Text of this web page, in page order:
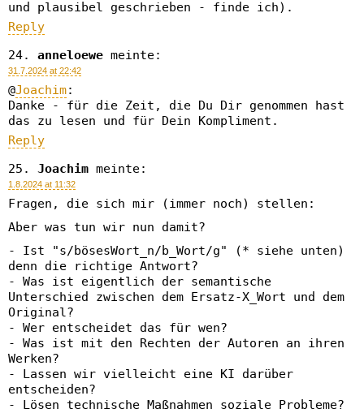
und plausibel geschrieben - finde ich).
Reply
anneloewe meinte:
31.7.2024 at 22:42
@Joachim:
Danke - für die Zeit, die Du Dir genommen hast
das zu lesen und für Dein Kompliment.
Reply
Joachim meinte:
1.8.2024 at 11:32
Fragen, die sich mir (immer noch) stellen:
Aber was tun wir nun damit?
- Ist "s/bösesWort_n/b_Wort/g" (* siehe unten)
denn die richtige Antwort?
- Was ist eigentlich der semantische
Unterschied zwischen dem Ersatz-X_Wort und dem
Original?
- Wer entscheidet das für wen?
- Was ist mit den Rechten der Autoren an ihren
Werken?
- Lassen wir vielleicht eine KI darüber
entscheiden?
- Lösen technische Maßnahmen soziale Probleme?